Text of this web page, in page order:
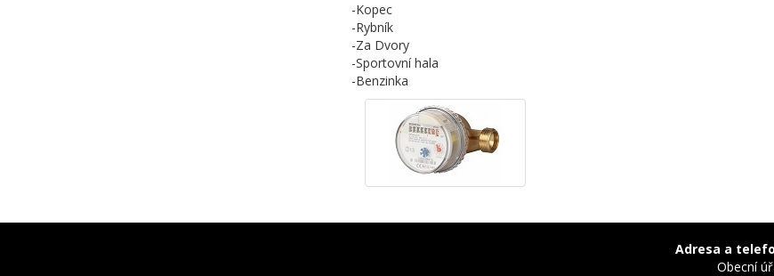
-Kopec
-Rybník
-Za Dvory
-Sportovní hala
-Benzinka
Adresa a
Obecní